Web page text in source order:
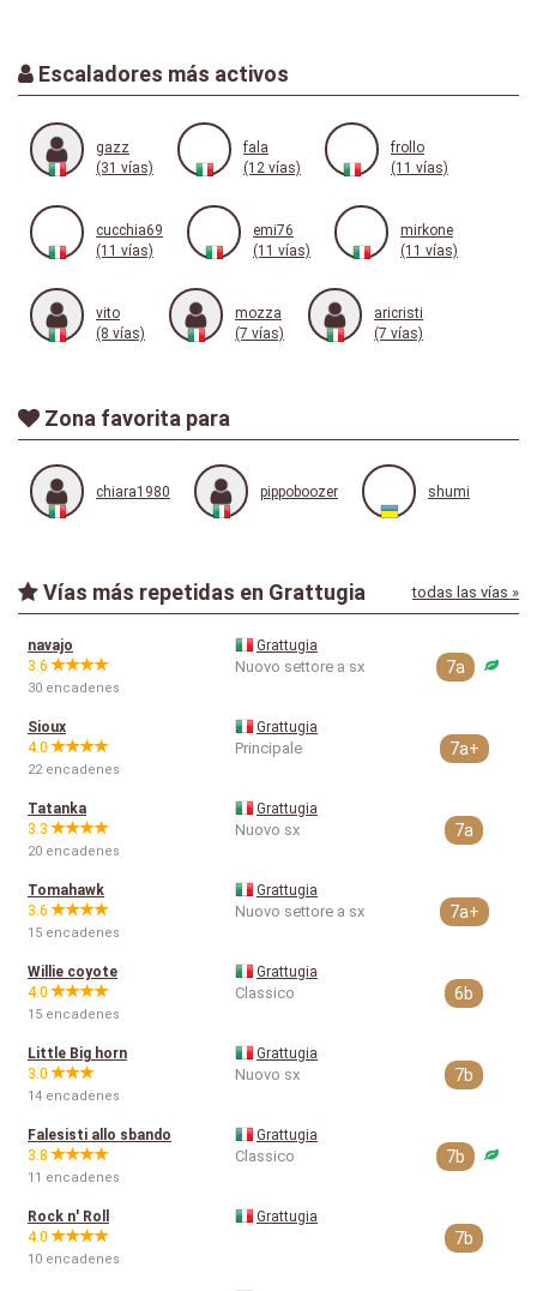
Escaladores más activos
gazz
(31 vías)
fala
(12 vías)
frollo
(11 vías)
cucchia69
(11 vías)
emi76
(11 vías)
mirkone
(11 vías)
vito
(8 vías)
mozza
(7 vías)
aricristi
(7 vías)
Zona favorita para
chiara1980 pippoboozer shumi
Vías más repetidas en Grattugia todas las vías »
navajo
3.6
30 encadenes
Grattugia
Nuovo settore a sx 7a
Sioux
4.0
22 encadenes
Grattugia
Principale 7a+
Tatanka
3.3
20 encadenes
Grattugia
Nuovo sx 7a
Tomahawk
3.6
15 encadenes
Grattugia
Nuovo settore a sx 7a+
Willie coyote
4.0
15 encadenes
Grattugia
Classico 6b
Little Big horn
3.0
14 encadenes
Grattugia
Nuovo sx 7b
Falesisti allo sbando
3.8
11 encadenes
Grattugia
Classico 7b
Rock n' Roll
4.0
10 encadenes
Grattugia
7b